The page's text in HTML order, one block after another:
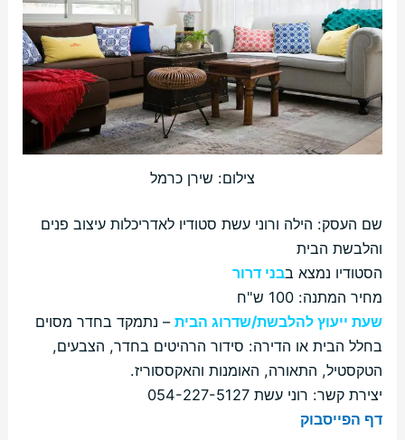
צילום: שירן כרמל
שם העסק: הילה ורוני עשת סטודיו לאדריכלות עיצוב פנים
והלבשת הבית
הסטודיו נמצא בבני דרור
מחיר המתנה: 100 ש"ח
שעת ייעוץ להלבשת/שדרוג הבית – נתמקד בחדר מסוים
בחלל הבית או הדירה: סידור הרהיטים בחדר, הצבעים,
הטקסטיל, התאורה, האומנות והאקססוריז.
יצירת קשר: רוני עשת 054-227-5127
דף הפייסבוק